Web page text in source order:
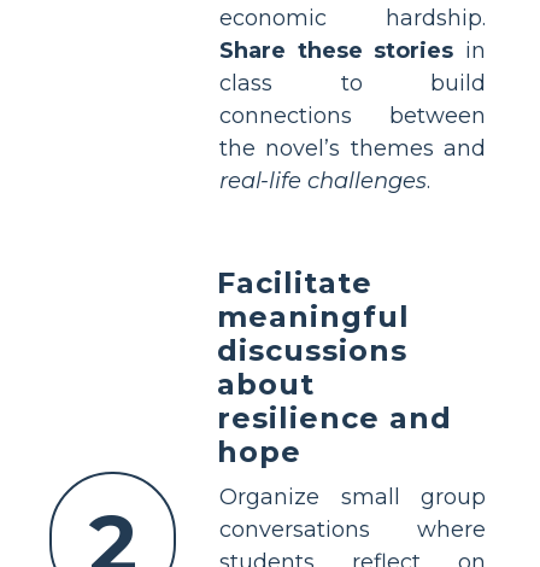
economic hardship.
Share these stories in
class to build
connections between
the novel’s themes and
real-life challenges.
2
Facilitate
meaningful
discussions
about
resilience and
hope
Organize small group
conversations where